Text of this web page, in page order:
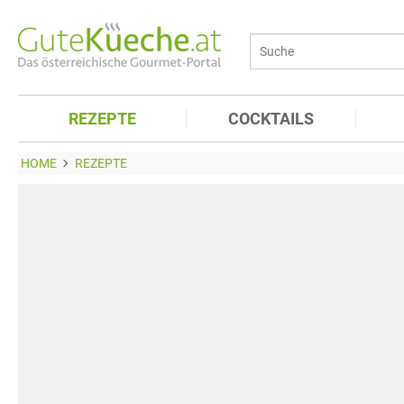
REZEPTE COCKTAILS
HOME REZEPTE